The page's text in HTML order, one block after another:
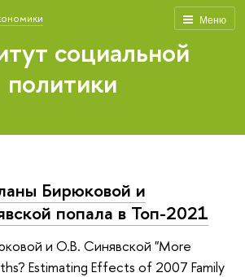
Меню
социальной
политики
Бирюковой и
попала в Топ-2021
и О.В. Синявской "More
Estimating Effects of 2007 Family